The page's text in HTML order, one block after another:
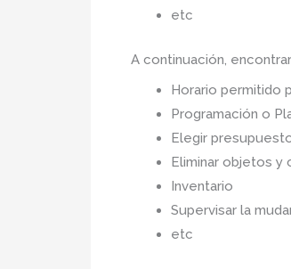
etc
A continuación,
Horario permitido
Programación o
Elegir
Eliminar objetos y
Inventario
Supervisar la
etc